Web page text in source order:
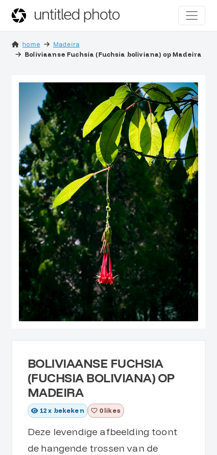
home
Madeira
Boliviaanse Fuchsia (Fuchsia boliviana) op Madeira
BOLIVIAANSE FUCHSIA
(FUCHSIA BOLIVIANA) OP
MADEIRA
12x bekeken 0 likes
Deze levendige afbeelding toont
de hangende trossen van de